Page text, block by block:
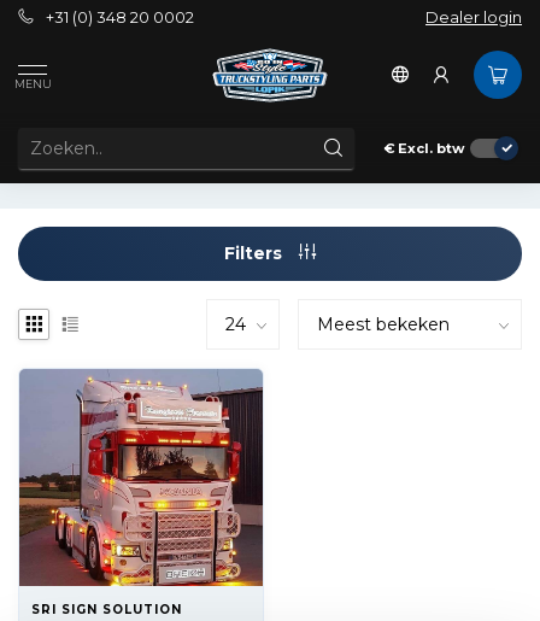
+31 (0) 348 20 0002 Dealer login
MENU
€ Excl. btw
Tags
PRODUCTEN GETAGD MET SPOILER LICHTBAK
Filters
SRI SIGN SOLUTION